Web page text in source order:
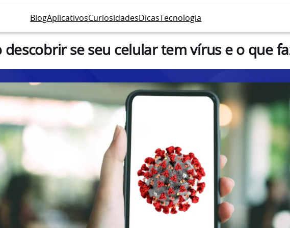
BlogAplicativosCuriosidadesDicasTecnologia
descobrir se seu celular tem vírus e o que